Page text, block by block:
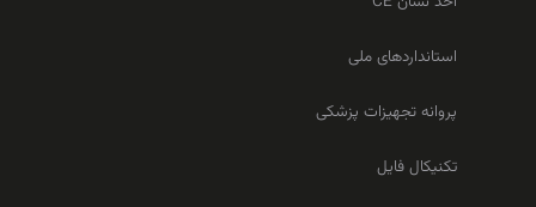
استانداردهای ملی
پروانه تجهیزات پزشکی
تکنیکال فایل